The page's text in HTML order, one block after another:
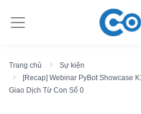
Trang chủ
Sự kiện
[Recap] Webinar PyBot Showcase
Giao Dịch Từ Con Số 0